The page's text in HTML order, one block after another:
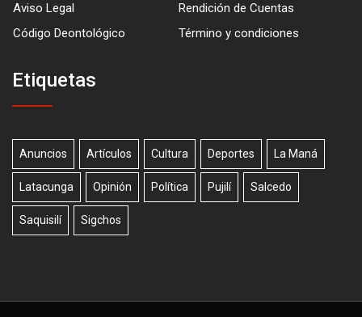
Aviso Legal
Rendición de Cuentas
Código Deontológico
Término y condiciones
Etiquetas
Anuncios Artículos Cultura Deportes La Maná
Latacunga Opinión Política Pujilí Salcedo
Saquisilí Sigchos